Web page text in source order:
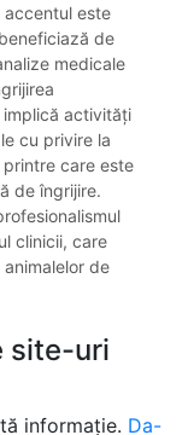
accentul este
de
medicale
implică activități
cu privire la
care este
de îngrijire.
clinicii, care
de
site-uri
informație. Da-